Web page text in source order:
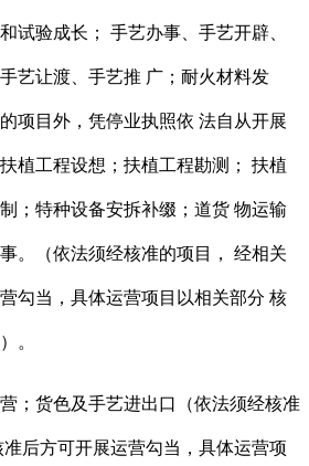
试验成长； 手艺办事、手艺开辟、
艺让渡、手艺推 广；耐火材料发
项目外，凭停业执照依 法自从开展
植工程设想；扶植工程勘测； 扶植
；特种设备安拆补缀；道货 物运输
。（依法须经核准的项目， 经相关
勾当，具体运营项目以相关部分 核
。
货色及手艺进出口（依法须经核准
后方可开展运营勾当，具体运营项